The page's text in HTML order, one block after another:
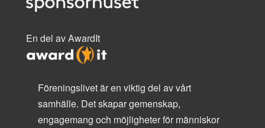
En del av AwardIt
Föreningslivet är en viktig del av vårt
samhälle. Det skapar gemenskap,
engagemang och möjligheter för människor